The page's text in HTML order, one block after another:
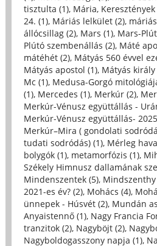
tisztulta (1), Mária,
24. (1), Máriás lelkület (2),
állócsillag (2), Mars (1), Mars-
Plútó szembenállás (2), Máté
mátéhét (2), Mátyás 560 évvel
Mátyás apostol (1), Mátyás király
Mc (1), Medusa-Gorgó
(1), Mercedes (1), Merkúr (2),
Merkúr-Vénusz együttállás -
Merkúr-Vénusz együttállás-
Merkúr–Mira ( gondolati
tudati sodródás) (1), Mérleg
bolygók (1), metamorfózis (1),
Székely Himnusz dallamának
Mindenszentek (5), Mindszenthy
2021-es év? (2), Mohács (4),
ünnepek - Húsvét (2), Mundán
Anyaistennő (1), Nagy Francia
tranzitok (2), Nagyböjt (2),
Nagyboldogasszony napja (1),